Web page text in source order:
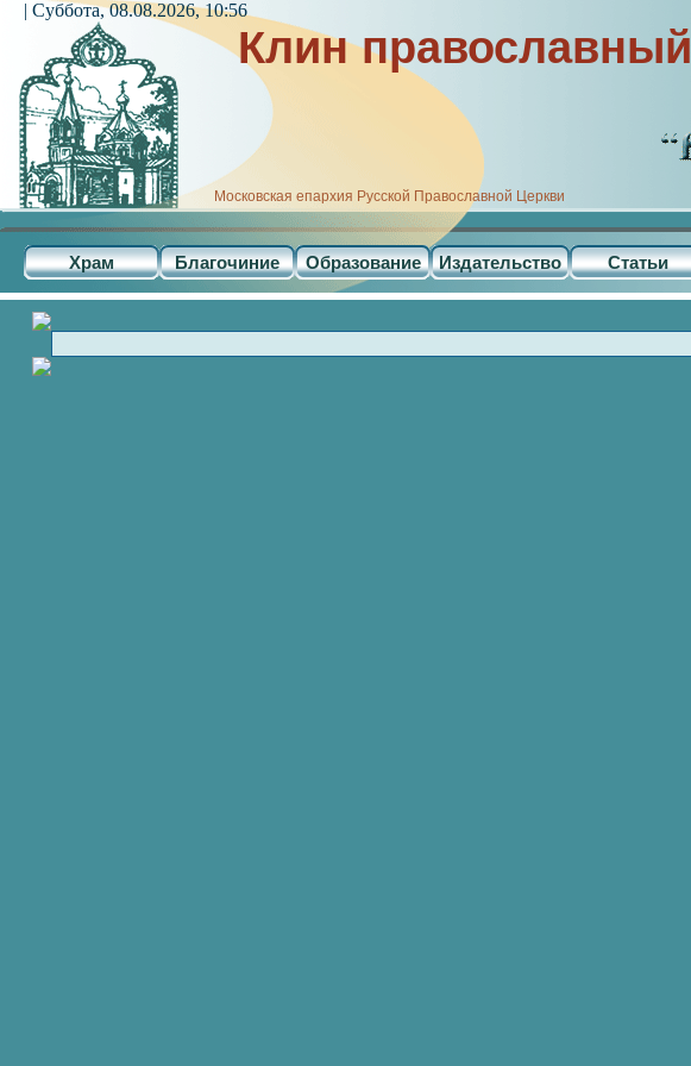
Клин православный
Московская епархия Русской Православной Церкви
Храм Благочиние Образование Издательство Статьи
| Суббота, 08.08.2026, 10:56